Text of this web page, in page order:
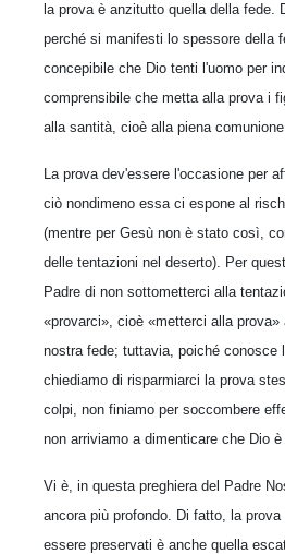
la prova è anzitutto quella della fede.
perché si manifesti lo spessore della
concepibile che Dio tenti l'uomo per
comprensibile che metta alla prova i
alla santità, cioè alla piena
La prova dev'essere l'occasione per
ciò nondimeno essa ci espone al
(mentre per Gesù non è stato così,
delle tentazioni nel deserto). Per
Padre di non sottometterci alla
«provarci», cioè «metterci alla
nostra fede; tuttavia, poiché conosce
chiediamo di risparmiarci la prova
colpi, non finiamo per soccombere
non arriviamo a dimenticare che Dio
Vi è, in questa preghiera del Padre
ancora più profondo. Di fatto, la
essere preservati è anche quella